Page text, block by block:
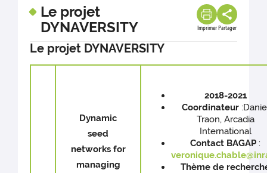
Le projet
DYNAVERSITY
Imprimer Partager
Le projet DYNAVERSITY
Dynamic
seed
networks for
managing
2018-2021
Coordinateur
Traon, Arcadia
International
Contact BAGAP :
Thème de